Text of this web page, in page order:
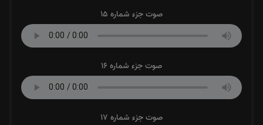
صوت جزء شماره 15
صوت جزء شماره 16
صوت جزء شماره 17